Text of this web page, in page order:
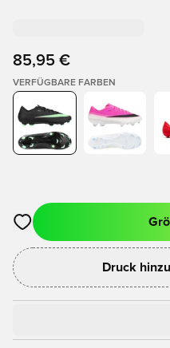
85,95 €
VERFÜGBARE FARBEN
Öffnet ein neues Fenster
Druck